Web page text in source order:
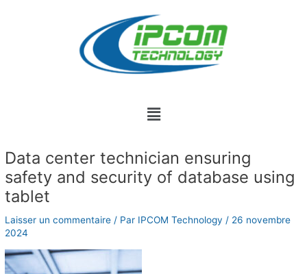
Menu
Data center technician ensuring
safety and security of database using
tablet
Laisser un commentaire / Par IPCOM Technology/ 26 novembre
2024